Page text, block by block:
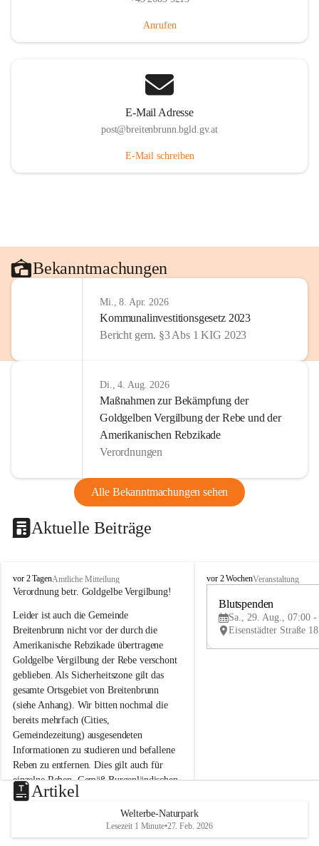
Anrufen
E-Mail Adresse
post@breitenbrunn.bgld.gv.at
E-Mail schreiben
Bekanntmachungen
Mi., 8. Apr. 2026
Kommunalinvestitionsgesetz 2023
Bericht gem. §3 Abs 1 KIG 2023
Di., 4. Aug. 2026
Maßnahmen zur Bekämpfung der
Goldgelben Vergilbung der Rebe und der
Amerikanischen Rebzikade
Verordnungen
Alle Bekanntmachungen sehen
Aktuelle Beiträge
B
r
i
t
e
n
b
r
u
n
n
a
m
N
e
u
s
d
vor 2 TagenAmtliche Mitteilung
Verordnung betr. Goldgelbe Vergilbung!
Leider ist auch die Gemeinde
Breitenbrunn nicht vor der durch die
Amerikanische Rebzikade übertragene
Goldgelbe Vergilbung der Rebe verschont
geblieben. Als Sicherheitszone gilt das
gesamte Ortsgebiet von Breitenbrunn
(siehe Anhang). Wir bitten nochmal die
bereits mehrfach (Cities,
Gemeindezeitung) ausgesendeten
Informationen zu studieren und befallene
Reben zu entfernen. Dies gilt auch für
einzelne Reben. Gemäß Burgenländischen
Weinbaugesetz sind nicht gepflegte oder
unzulässige Weingärten zu roden! Bitte
helfen wir zusammen um unsere Winzer
vor den prognostizierten Ernteausfällen
B
e
u
e
d
vor 2 WochenVeranstaltung
Blutspenden
Sa., 29. Aug., 07:00 -
Artikel
Welterbe-Naturpark
Lesezeit 1 Minute•27. Feb. 2026